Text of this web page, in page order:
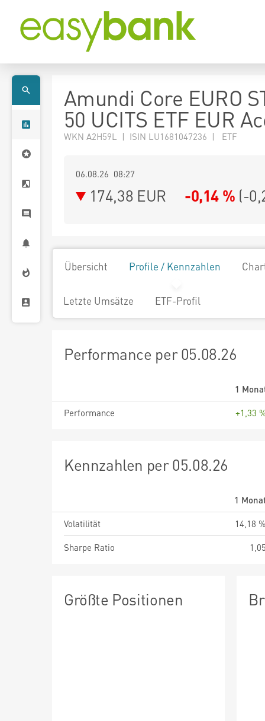
Amundi Core EURO
50 UCITS ETF EUR
WKN A2H59L | ISIN LU1681047236 | ETF
06.08.26 08:27
174,38 EUR -0,14 % (-
Übersicht Profile / Kennzahlen
Letzte Umsätze ETF-Profil
Performance per 05.08.26
1
Performance
+1,33
Kennzahlen per 05.08.26
1
Volatilität
14,18
Sharpe Ratio
Größte Positionen